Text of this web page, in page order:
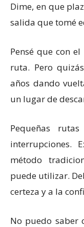
Dime, en que
salida que tomé
Pensé que con
ruta. Pero
años dando
un lugar de
Pequeñas
interrupciones.
método
puede utilizar.
certeza y a la
No puedo saber